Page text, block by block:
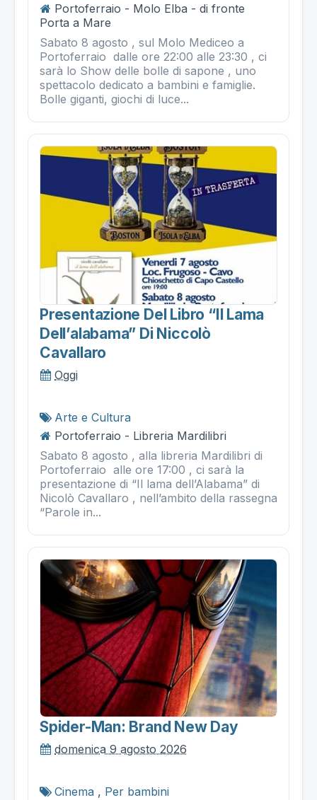
Portoferraio - Molo Elba - di fronte
Porta a Mare
Sabato 8 agosto , sul Molo Mediceo a
Portoferraio dalle ore 22:00 alle 23:30 , ci
sarà lo Show delle bolle di sapone , uno
spettacolo dedicato a bambini e famiglie.
Bolle giganti, giochi di luce...
Presentazione Del Libro “il Lama
Dell’alabama” Di Niccolò
Cavallaro
Oggi
Arte e Cultura
Portoferraio - Libreria Mardilibri
Sabato 8 agosto , alla libreria Mardilibri di
Portoferraio alle ore 17:00 , ci sarà la
presentazione di “Il lama dell’Alabama” di
Nicolò Cavallaro , nell’ambito della rassegna
“Parole in...
Spider-Man: Brand New Day
domenica 9 agosto 2026
Cinema , Per bambini